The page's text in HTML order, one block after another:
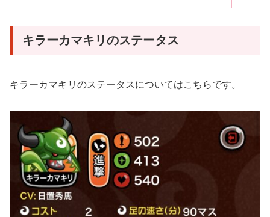
キラーカマキリのステータス
キラーカマキリのステータスについてはこちらです。